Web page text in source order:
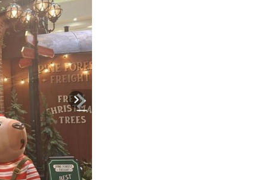
Next slide